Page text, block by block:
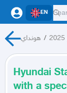
EN
هونداي /
Hyundai
with a